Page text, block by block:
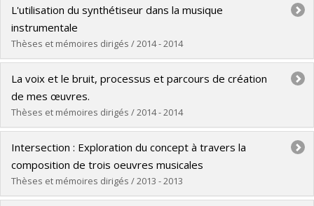
Lien vers le document dans Papyrus
Diplômé(e) :Gatinet, Brice
Cycle :Maîtrise
Diplôme obtenu :M. Sc.
Lien vers le document dans Papyrus
L'utilisation du synthétiseur dans la musique
instrumentale
Thèses et mémoires dirigés / 2014 - 2014
Diplômé(e) :Béland, Philippe
Cycle :Maîtrise
Diplôme obtenu :M. Mus.
Lien vers le document dans Papyrus
La voix et le bruit, processus et parcours de création
de mes œuvres.
Thèses et mémoires dirigés / 2014 - 2014
Diplômé(e) : Ramon, Evelin
Cycle :Maîtrise
Diplôme obtenu :M. Mus.
Lien vers le document dans Papyrus
Intersection : Exploration du concept à travers la
composition de trois oeuvres musicales
Thèses et mémoires dirigés / 2013 - 2013